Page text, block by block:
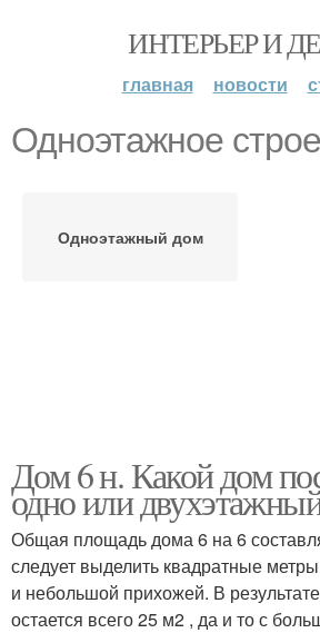
ИНТЕРЬЕР И
главная новости
Одноэтажное
Одноэтажный дом
Дом 6 н. Какой дом
одно или
Общая площадь дома 6 на 6
следует выделить квадратные
и небольшой прихожей. В
остается всего 25 м2 , да и то с